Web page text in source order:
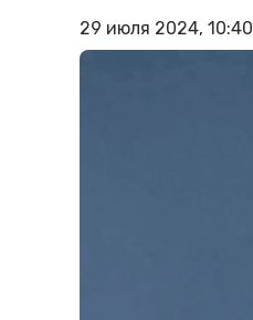
29 июля 2024, 10:40